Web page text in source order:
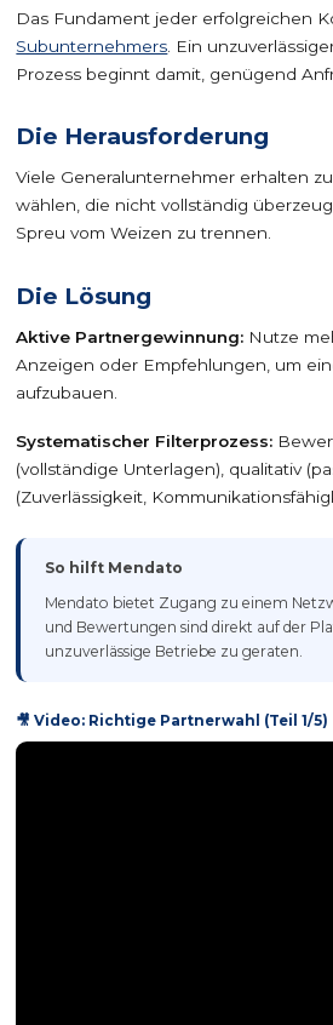
Das Fundament jeder erfolgreichen
Subunternehmers . Ein
Prozess beginnt damit, genügend
Die Herausforderung
Viele Generalunternehmer erhalten
wählen, die nicht vollständig
Spreu vom Weizen zu trennen.
Die Lösung
Aktive Partnergewinnung: Nutze
Anzeigen oder Empfehlungen, um
aufzubauen.
Systematischer Filterprozess:
(vollständige Unterlagen), qualitativ
(Zuverlässigkeit,
So hilft Mendato
Mendato bietet Zugang zu einem
und Bewertungen sind direkt auf der
unzuverlässige Betriebe zu geraten.
🎥 Video: Richtige Partnerwahl (Teil 1/5)